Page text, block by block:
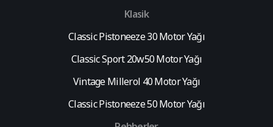
Klasik
Classic Pistoneeze 30 Motor Yağı
Classic Sport 20w50 Motor Yağı
Vintage Millerol 40 Motor Yağı
Classic Pistoneeze 50 Motor Yağı